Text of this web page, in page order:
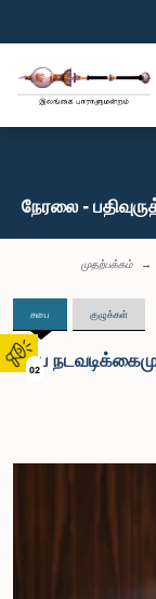
02
நேரலை -
முதற்பக்கம்
சபை குழுக்கள்
சபை